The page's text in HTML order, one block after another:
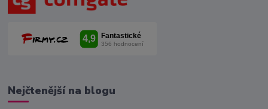
Nejčtenější na blogu